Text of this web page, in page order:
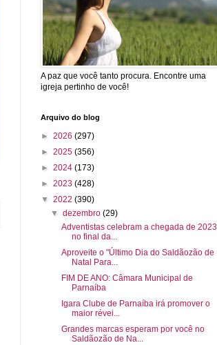
A paz que você tanto procura. Encontre uma
igreja pertinho de você!
Arquivo do blog
► 2026 (297)
► 2025 (356)
► 2024 (173)
► 2023 (428)
▼ 2022 (390)
▼dezembro(29)
Adventistas celebram a chegada de 2023
no final da...
Aproveite o "Último Dia do Saldãozão de
Natal Para...
FIM DE ANO: Câmara Municipal de
Parnaíba
Igara Clube de Parnaíba irá promover o
maior révei...
Grandes marcas esperam por você no
Saldãozão de Na...